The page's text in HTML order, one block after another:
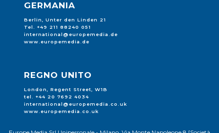
GERMANIA
Berlin, Unter den Linden 21
Tel. +49 211 88240 051
international@europemedia.de
www.europemedia.de
REGNO UNITO
London, Regent Street, W1B
tel. +44 20 7692 4034
international@europemedia.co.uk
www.europemedia.co.uk